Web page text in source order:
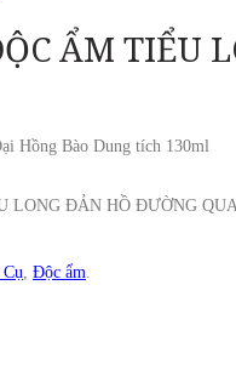
ẨM TIỂU
Hồng Bào Dung tích 130ml
LONG ĐẢN HỒ ĐƯỜNG
Độc ẩm